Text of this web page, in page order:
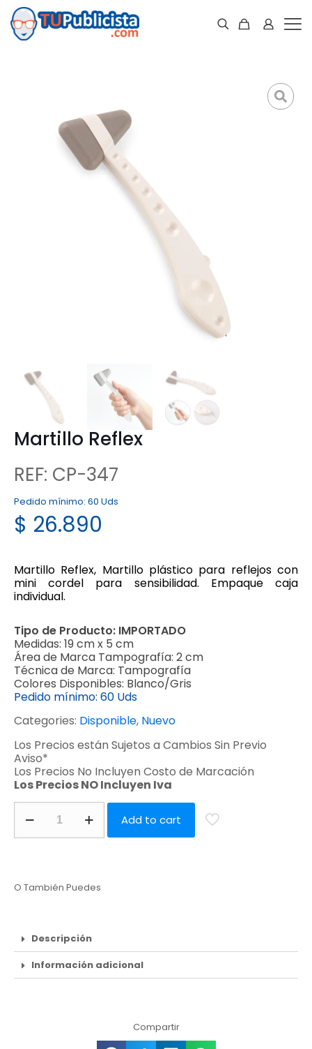
Martillo Reflex
REF: CP-347
Pedido mínimo: 60 Uds
$ 26.890
Martillo Reflex, Martillo plástico para reflejos con
mini cordel para sensibilidad. Empaque caja
individual.
Tipo de Producto: IMPORTADO
Medidas: 19 cm x 5 cm
Área de Marca Tampografía: 2 cm
Técnica de Marca: Tampografía
Colores Disponibles: Blanco/Gris
Pedido mínimo: 60 Uds
Categories: Disponible, Nuevo
Los Precios están Sujetos a Cambios Sin Previo
Aviso*
Los Precios No Incluyen Costo de Marcación
Los Precios NO Incluyen Iva
Add to cart
O También Puedes
Descripción
Información adicional
Compartir